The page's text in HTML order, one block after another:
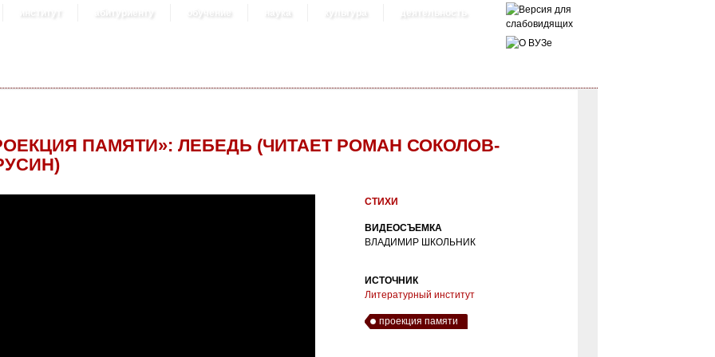
институт абитуриенту обучение наука культура деятельность
ПАМЯТИ»: ЛЕБЕДЬ (ЧИТАЕТ РОМАН СОКОЛОВ-
СТИХИ
ВИДЕОСЪЕМКА
ВЛАДИМИР ШКОЛЬНИК
ИСТОЧНИК
Литературный институт
проекция памяти